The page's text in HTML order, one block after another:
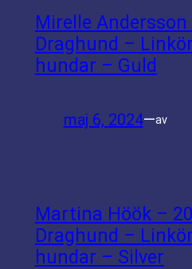
Mirelle
Draghund –
hundar – Guld
maj 6, 2024—av
Martina Höök –
Draghund –
hundar – Silver